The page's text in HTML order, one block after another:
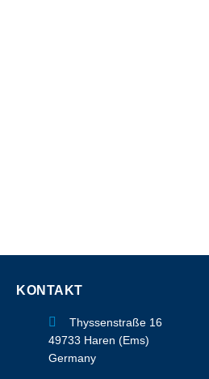
KONTAKT
Thyssenstraße 16
49733 Haren (Ems)
Germany